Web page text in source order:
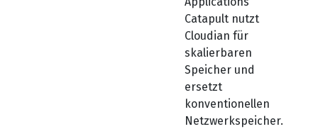
Catapult nutzt
Cloudian für
skalierbaren
Speicher und
ersetzt
konventionellen
Netzwerkspeicher.